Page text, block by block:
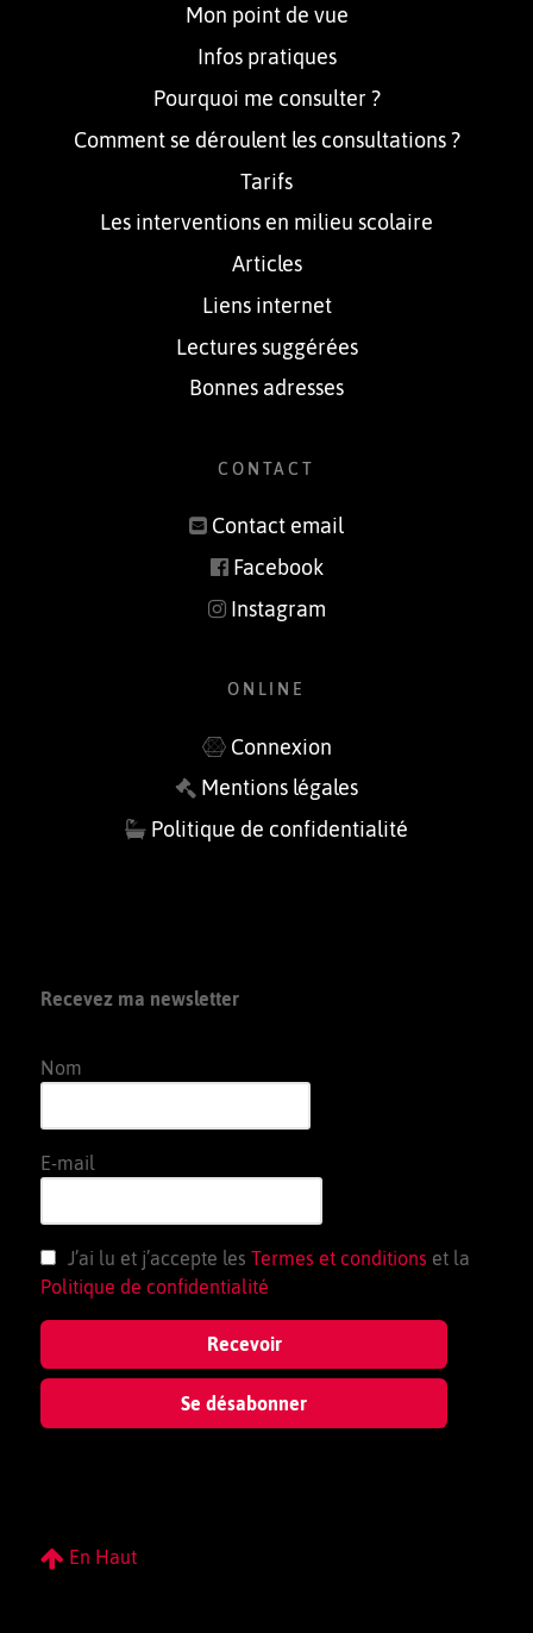
Mon point de vue
Infos pratiques
Pourquoi me consulter ?
Comment se déroulent les consultations ?
Tarifs
Les interventions en milieu scolaire
Articles
Liens internet
Lectures suggérées
Bonnes adresses
CONTACT
Contact email
Facebook
Instagram
ONLINE
Connexion
Mentions légales
Politique de confidentialité
Recevez ma newsletter
Nom
E-mail
J’ai lu et j’accepte les Termes et conditions et la
Politique de confidentialité
En Haut